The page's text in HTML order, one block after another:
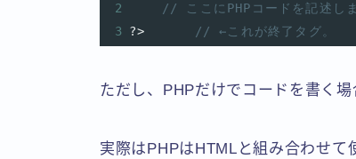
2
// ここにPHPコードを記述し
3
?> // ←これが終了タグ。
ただし、PHPだけでコードを書く場
実際はPHPはHTMLと組み合わせ